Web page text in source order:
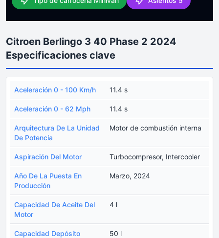
Citroen Berlingo 3 40 Phase 2 2024
Especificaciones clave
Aceleración 0 - 100 Km/h 11.4 s
Aceleración 0 - 62 Mph 11.4 s
Arquitectura De La Unidad
De Potencia
Motor de combustión interna
Aspiración Del Motor Turbocompresor, Intercooler
Año De La Puesta En
Producción
Marzo, 2024
Capacidad De Aceite Del
Motor
4 l
Capacidad Depósito 50 l